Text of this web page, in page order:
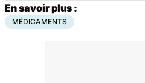
En savoir plus :
MÉDICAMENTS